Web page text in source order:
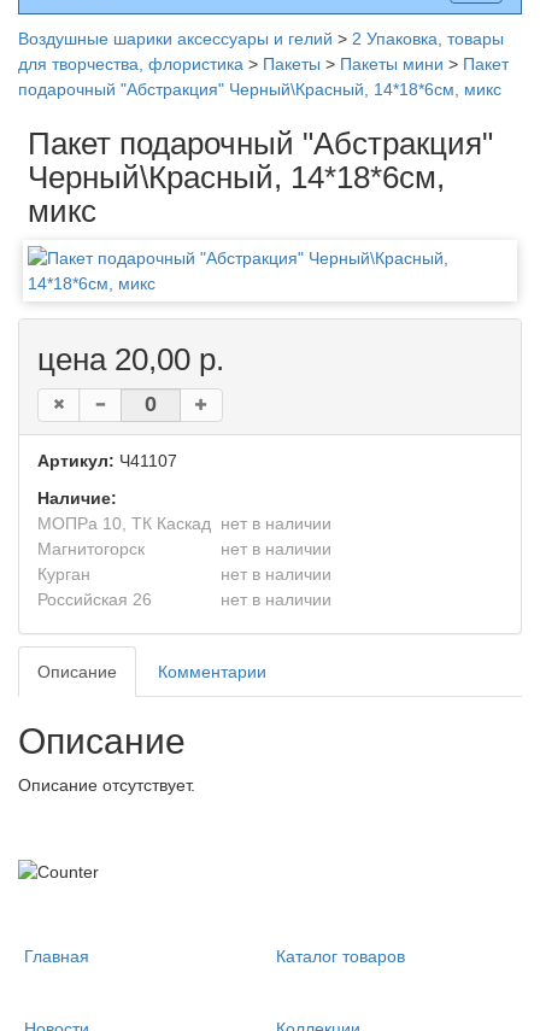
меню
Воздушные шарики аксессуары и гелий > 2 Упаковка, товары
для творчества, флористика > Пакеты > Пакеты мини > Пакет
подарочный "Абстракция" Черный\Красный, 14*18*6см, микс
Пакет подарочный "Абстракция"
Черный\Красный, 14*18*6см,
микс
цена 20,00 р.
Артикул: Ч41107
Наличие:
МОПРа 10, ТК Каскад
нет в наличии
Магнитогорск
нет в наличии
Курган
нет в наличии
Российская 26
нет в наличии
Описание Комментарии
Описание
Описание отсутствует.
Главная Каталог товаров